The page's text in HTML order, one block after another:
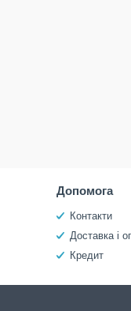
Допомога
Контакти
Доставка і
Кредит